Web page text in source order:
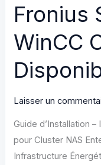
Fronius
WinCC
Laisser un
Guide d’Installation
pour Cluster NAS
Infrastructure